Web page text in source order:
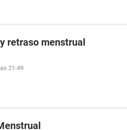
retraso menstrual
21:49